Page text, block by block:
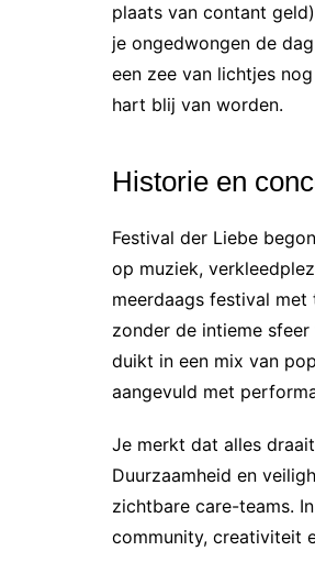
plaats van contant
je ongedwongen de
een zee van lichtjes
hart blij van worden.
Historie en
Festival der Liebe
op muziek,
meerdaags festival
zonder de intieme
duikt in een mix van
aangevuld met
Je merkt dat alles
Duurzaamheid en
zichtbare care-teams.
community, creativiteit